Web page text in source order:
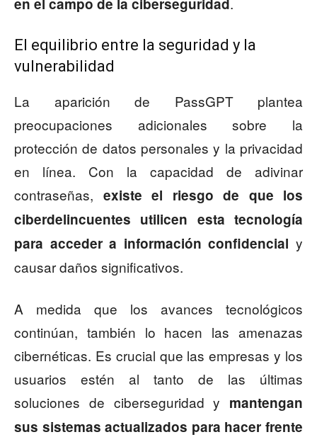
en el campo de la ciberseguridad
El equilibrio entre la seguridad y la
vulnerabilidad
La aparición de PassGPT plantea
preocupaciones adicionales sobre la
protección de datos personales y la privacidad
en línea. Con la capacidad de adivinar
contraseñas, existe el riesgo de que los
ciberdelincuentes utilicen esta tecnología
para acceder a información confidencial y
causar daños significativos.
A medida que los avances tecnológicos
continúan, también lo hacen las amenazas
cibernéticas. Es crucial que las empresas y los
usuarios estén al tanto de las últimas
soluciones de ciberseguridad y mantengan
sus sistemas actualizados para hacer frente